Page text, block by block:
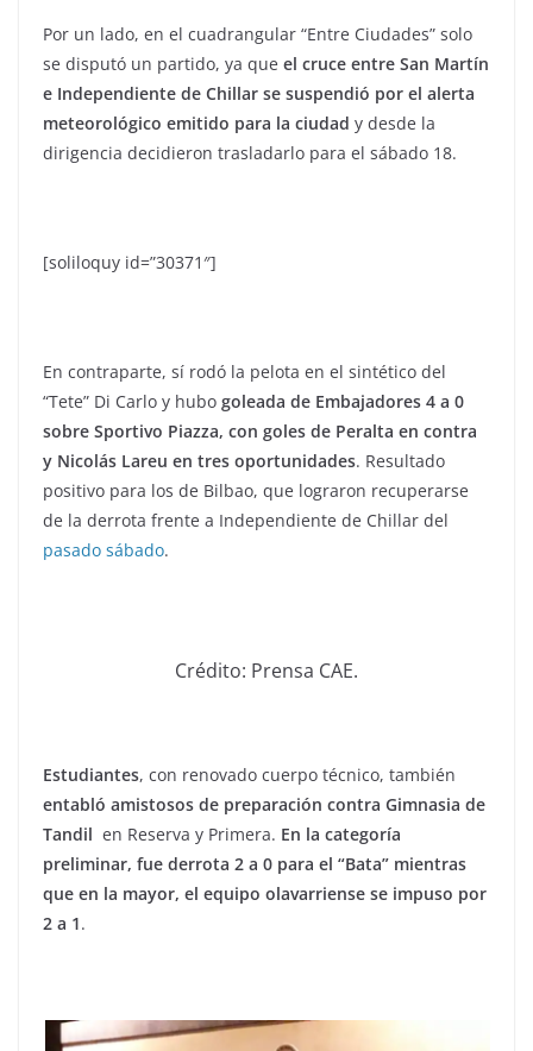
Por un lado, en el cuadrangular “Entre Ciudades” solo
se disputó un partido, ya que el cruce entre San Martín
e Independiente de Chillar se suspendió por el alerta
meteorológico emitido para la ciudad y desde la
dirigencia decidieron trasladarlo para el sábado 18.
[soliloquy id=”30371″]
En contraparte, sí rodó la pelota en el sintético del
“Tete” Di Carlo y hubo goleada de Embajadores 4 a 0
sobre Sportivo Piazza, con goles de Peralta en contra
y Nicolás Lareu en tres oportunidades. Resultado
positivo para los de Bilbao, que lograron recuperarse
de la derrota frente a Independiente de Chillar del
pasado sábado.
Crédito: Prensa CAE.
Estudiantes, con renovado cuerpo técnico, también
entabló amistosos de preparación contra Gimnasia de
Tandil en Reserva y Primera. En la categoría
preliminar, fue derrota 2 a 0 para el “Bata” mientras
que en la mayor, el equipo olavarriense se impuso por
2 a 1.